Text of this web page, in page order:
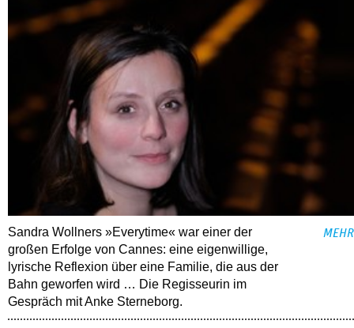
Sandra Wollners »Everytime« war einer der
großen Erfolge von Cannes: eine eigenwillige,
lyrische Reflexion über eine ­Familie, die aus der
Bahn geworfen wird … Die Regisseurin im
Gespräch mit Anke Sterneborg.
MEHR